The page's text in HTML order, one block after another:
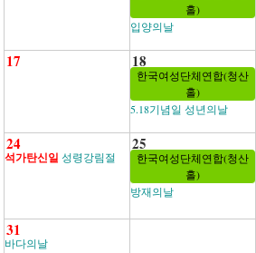
홀)
입양의날
17 18
한국여성단체연합(청산
홀)
5.18기념일 성년의날
24
석가탄신일 성령강림절
25
한국여성단체연합(청산
홀)
방재의날
31
바다의날